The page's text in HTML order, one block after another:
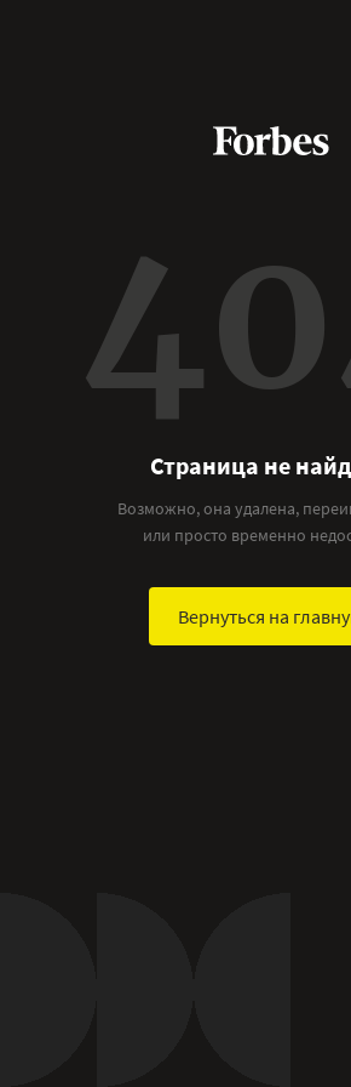
Страница не
Возможно, она удалена,
или просто временно
Вернуться на